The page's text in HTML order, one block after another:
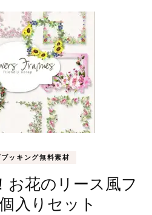
ッキング無料素材
お花のリース風フ
入りセット